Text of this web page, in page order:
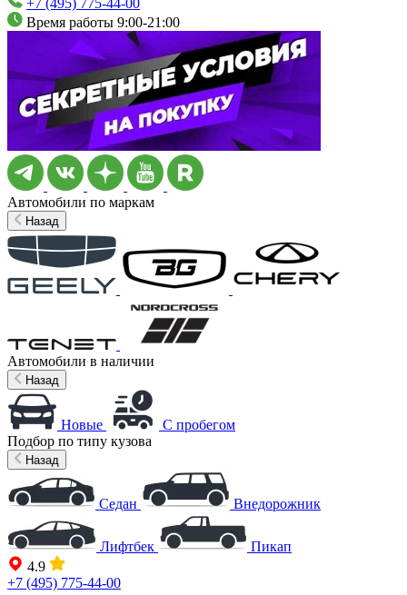
+7 (495) 775-44-00
Время работы 9:00-21:00
Автомобили по маркам
Назад
Автомобили в наличии
Назад
Новые
С пробегом
Подбор по типу кузова
Назад
Седан Внедорожник
Лифтбек
Пикап
4.9
+7 (495) 775-44-00